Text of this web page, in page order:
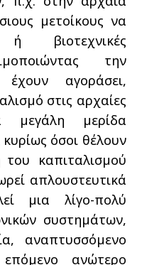
μετοίκους να
βιοτεχνικές
την
αγοράσει,
στις αρχαίες
μεγάλη μερίδα
όσοι θέλουν
καπιταλισμού
απλουστευτικά
μια λίγο-πολύ
συστημάτων,
αναπτυσσόμενο
επόμενο ανώτερο